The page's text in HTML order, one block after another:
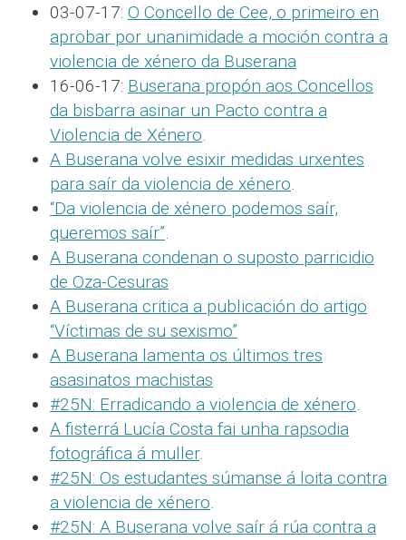
03-07-17: O Concello de Cee, o primeiro en
aprobar por unanimidade a moción contra a
violencia de xénero da Buserana
16-06-17: Buserana propón aos Concellos
da bisbarra asinar un Pacto contra a
Violencia de Xénero.
A Buserana volve esixir medidas urxentes
para saír da violencia de xénero.
“Da violencia de xénero podemos saír,
queremos saír”.
A Buserana condenan o suposto parricidio
de Oza-Cesuras
A Buserana critica a publicación do artigo
“Víctimas de su sexismo”
A Buserana lamenta os últimos tres
asasinatos machistas
#25N: Erradicando a violencia de xénero.
A fisterrá Lucía Costa fai unha rapsodia
fotográfica á muller.
#25N: Os estudantes súmanse á loita contra
a violencia de xénero.
#25N: A Buserana volve saír á rúa contra a